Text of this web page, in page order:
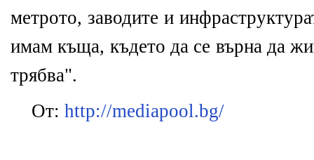
метрото, заводите и
имам къща, където да се върна да
трябва".
От: http://mediapool.bg/